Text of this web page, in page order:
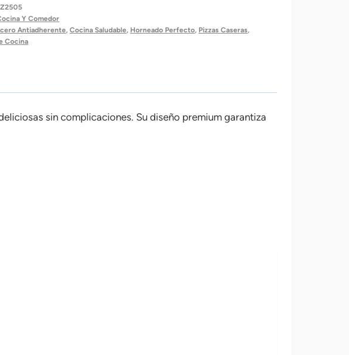
Y Comedor
Antiadherente,Cocina Saludable, Horneado Perfecto, Pizzas Caseras,
Cocina
sin complicaciones. Su diseño premium garantiza